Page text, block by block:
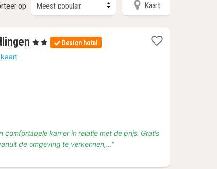
op Kaart
2
nachten
, 2 Sterren Design hotel
kaart
comfortabele kamer in relatie met de prijs. Gratis
de omgeving te verkennen,..."